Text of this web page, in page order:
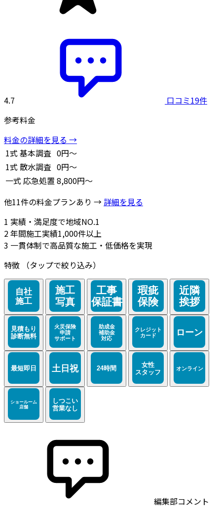
4.7
口コミ19件
参考料金
料金の詳細を見る →
1式 基本調査 0円～
1式 散水調査 0円～
一式 応急処置 8,800円～
他11件の料金プランあり → 詳細を見る
1 実績・満足度で地域NO.1
2年間施工実績1,000件以上
3 一貫体制で高品質な施工・低価格を実現
特徴
（タップで絞り込み）
編集部コメント